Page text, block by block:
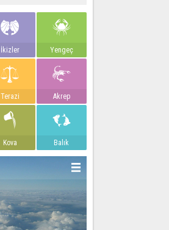
İkizler Yengeç
Terazi Akrep
Kova Balık